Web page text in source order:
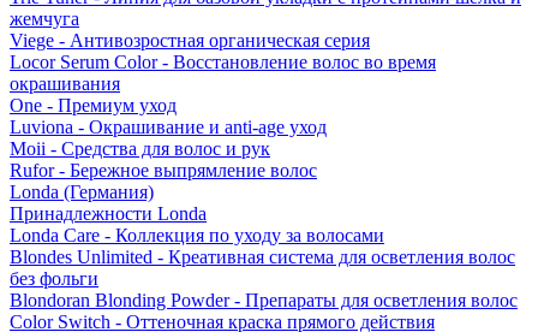
жемчуга
Viege - Антивозростная органическая серия
Locor Serum Color - Восстановление волос во время
окрашивания
One - Премиум уход
Luviona - Окрашивание и anti-age уход
Moii - Средства для волос и рук
Rufor - Бережное выпрямление волос
Londa (Германия)
Принадлежности Londa
Londa Care - Коллекция по уходу за волосами
Blondes Unlimited - Креативная система для осветления волос
без фольги
Blondoran Blonding Powder - Препараты для осветления волос
Color Switch - Оттеночная краска прямого действия